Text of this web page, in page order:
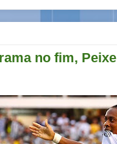
no fim, Peixe